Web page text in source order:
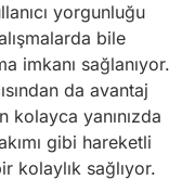
yorgunluğu
bile
imkanı sağlanıyor.
da avantaj
kolayca yanınızda
gibi hareketli
kolaylık sağlıyor.